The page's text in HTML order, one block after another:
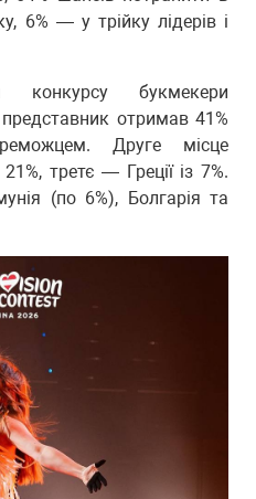
6% — у трійку лідерів і
конкурсу букмекери
отримав 41%
Друге місце
третє — Греції із 7%.
(по 6%), Болгарія та